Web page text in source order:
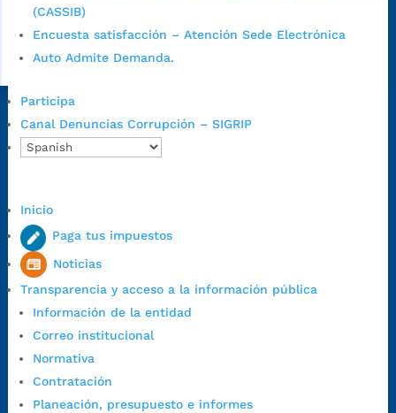
(CASSIB)
Encuesta satisfacción – Atención Sede Electrónica
Auto Admite Demanda.
Participa
Canal Denuncias Corrupción – SIGRIP
Inicio
Paga tus impuestos
Noticias
Transparencia y acceso a la información pública
Información de la entidad
Correo institucional
Normativa
Contratación
Planeación, presupuesto e informes
Dirección Fase I:Calle 35 # 10-43, Bucaramanga, Santander,
Colombia.
Código Postal:
Horario de Atención:Lunes a jueves de 7:00 a.m. a 12:00 m y de
1:00 p.m. a 5:30 p.m. / viernes jornada continua en el horario de
7:00 a.m. a 5:00 p.m., con 30 minutos de descanso al medio día.